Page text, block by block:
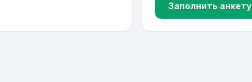
Заполнить анкету